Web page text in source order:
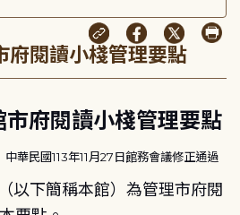
府閱讀小棧管理要點
府閱讀小棧管理要點
中華民國113年11月27日館務會議修正通過
以下簡稱本館）為管理市府閱